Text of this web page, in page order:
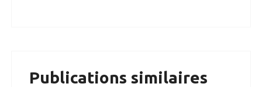
Publications similaires